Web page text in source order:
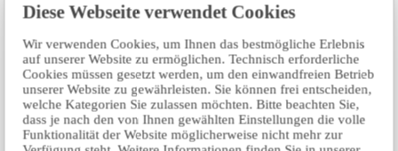
Diese Webseite verwendet Cookies
Wir verwenden Cookies, um Ihnen das bestmögliche Erlebnis
auf unserer Website zu ermöglichen. Technisch erforderliche
Cookies müssen gesetzt werden, um den einwandfreien Betrieb
unserer Website zu gewährleisten. Sie können frei entscheiden,
welche Kategorien Sie zulassen möchten. Bitte beachten Sie,
dass je nach den von Ihnen gewählten Einstellungen die volle
Funktionalität der Website möglicherweise nicht mehr zur